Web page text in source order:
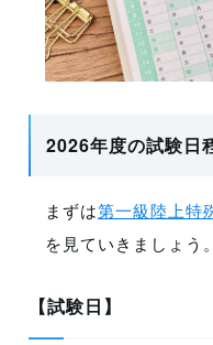
2026年度の試験日
まずは第一級陸上特
を見ていきましょう。
【試験日】